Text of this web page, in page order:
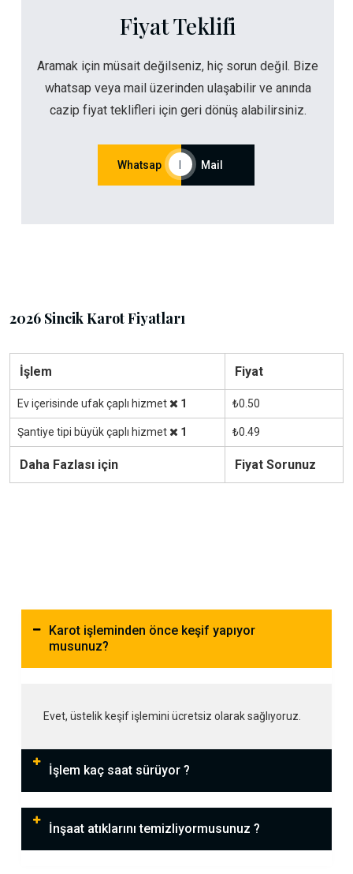
Fiyat Teklifi
Aramak için müsait değilseniz, hiç sorun değil. Bize
whatsap veya mail üzerinden ulaşabilir ve anında
cazip fiyat teklifleri için geri dönüş alabilirsiniz.
Whatsap | Mail
2026 Sincik Karot Fiyatları
İşlem Fiyat
Ev içerisinde ufak çaplı hizmet 1 ₺0.50
Şantiye tipi büyük çaplı hizmet 1 ₺0.49
Daha Fazlası için Fiyat Sorunuz
Karot işleminden önce keşif yapıyor
musunuz?
Evet, üstelik keşif işlemini ücretsiz olarak sağlıyoruz.
İşlem kaç saat sürüyor ?
İnşaat atıklarını temizliyormusunuz ?